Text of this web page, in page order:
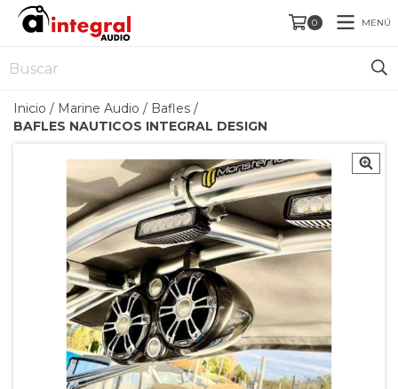
0 MENÚ
Inicio / Marine Audio / Bafles /
BAFLES NAUTICOS INTEGRAL DESIGN